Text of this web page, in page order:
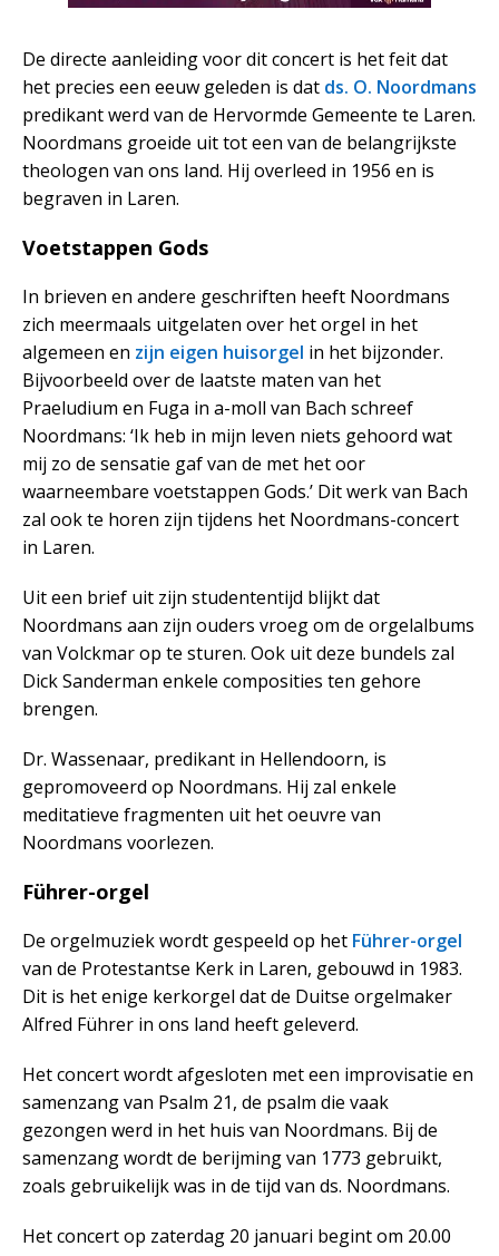
De directe aanleiding voor dit concert is het feit dat
het precies een eeuw geleden is dat ds. O. Noordmans
predikant werd van de Hervormde Gemeente te Laren.
Noordmans groeide uit tot een van de belangrijkste
theologen van ons land. Hij overleed in 1956 en is
begraven in Laren.
Voetstappen Gods
In brieven en andere geschriften heeft Noordmans
zich meermaals uitgelaten over het orgel in het
algemeen en zijn eigen huisorgel in het bijzonder.
Bijvoorbeeld over de laatste maten van het
Praeludium en Fuga in a-moll van Bach schreef
Noordmans: ‘Ik heb in mijn leven niets gehoord wat
mij zo de sensatie gaf van de met het oor
waarneembare voetstappen Gods.’ Dit werk van Bach
zal ook te horen zijn tijdens het Noordmans-concert
in Laren.
Uit een brief uit zijn studententijd blijkt dat
Noordmans aan zijn ouders vroeg om de orgelalbums
van Volckmar op te sturen. Ook uit deze bundels zal
Dick Sanderman enkele composities ten gehore
brengen.
Dr. Wassenaar, predikant in Hellendoorn, is
gepromoveerd op Noordmans. Hij zal enkele
meditatieve fragmenten uit het oeuvre van
Noordmans voorlezen.
Führer-orgel
De orgelmuziek wordt gespeeld op het Führer-orgel
van de Protestantse Kerk in Laren, gebouwd in 1983.
Dit is het enige kerkorgel dat de Duitse orgelmaker
Alfred Führer in ons land heeft geleverd.
Het concert wordt afgesloten met een improvisatie en
samenzang van Psalm 21, de psalm die vaak
gezongen werd in het huis van Noordmans. Bij de
samenzang wordt de berijming van 1773 gebruikt,
zoals gebruikelijk was in de tijd van ds. Noordmans.
Het concert op zaterdag 20 januari begint om 20.00